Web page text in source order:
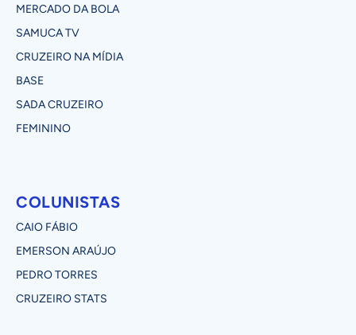
MERCADO DA BOLA
SAMUCA TV
CRUZEIRO NA MÍDIA
BASE
SADA CRUZEIRO
FEMININO
COLUNISTAS
CAIO FÁBIO
EMERSON ARAÚJO
PEDRO TORRES
CRUZEIRO STATS